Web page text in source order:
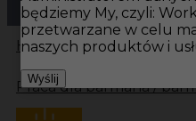
Hotistin Oferty pracy
Praca dla barmana /
będziemy My, czyli:
przetwarzane w celu
naszych produktów i
Wyślij